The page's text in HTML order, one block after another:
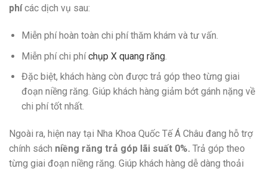
phícác dịch vụ sau:
Miễn phí hoàn toàn chi phí thăm khám và tư vấn.
Miễn phí chi phíchụp X quang răng.
Đặc biệt, khách hàng còn được trả góp theo từng giai
đoạn niềng răng. Giúp khách hàng giảm bớt gánh nặng về
chi phí tốt nhất.
Ngoài ra, hiện nay tại Nha Khoa Quốc Tế Á Châu đang hỗ trợ
chính sách niềng răng trả góp lãi suất 0%. Trả góp theo
từng giai đoạn niềng răng. Giúp khách hàng dễ dàng thoải